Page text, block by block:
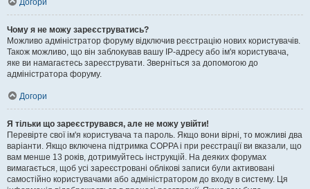
Догори
Чому я не можу зареєструватись?
Можливо адміністратор форуму відключив реєстрацію нових користувачів.
Також можливо, що він заблокував вашу IP-адресу або ім'я користувача,
яке ви намагаєтесь зареєструвати. Зверніться за допомогою до
адміністратора форуму.
Догори
Я тільки що зареєструвався, але не можу увійти!
Перевірте свої ім'я користувача та пароль. Якщо вони вірні, то можливі два
варіанти. Якщо включена підтримка COPPA і при реєстрації ви вказали, що
вам менше 13 років, дотримуйтесь інструкцій. На деяких форумах
вимагається, щоб усі зареєстровані облікові записи були активовані
самостійно користувачами або адміністратором до входу в систему. Ця